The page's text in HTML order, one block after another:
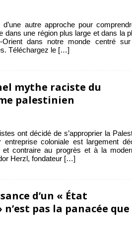
autre approche pour
dans une région plus large et dans la
Orient dans notre monde centré
Téléchargez le […]
mythe raciste du
palestinien
ont décidé de s’approprier la
coloniale est largement
et contraire au progrès et à la
Herzl, fondateur […]
d’un « État
pas la panacée que